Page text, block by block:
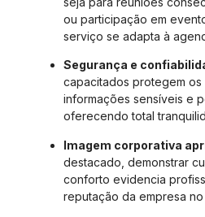
ou participação em
serviço se adapta à
Segurança e
capacitados protegem os
informações sensíveis e
oferecendo total
Imagem corporativa
destacado, demonstrar
conforto evidencia
reputação da empresa